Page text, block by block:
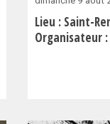
Lieu : Saint-
Organisateur :